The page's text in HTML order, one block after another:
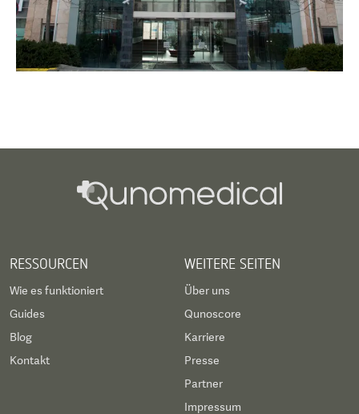
RESSOURCEN
Wie es funktioniert
Guides
Blog
Kontakt
WEITERE SEITEN
Über uns
Qunoscore
Karriere
Presse
Partner
Impressum